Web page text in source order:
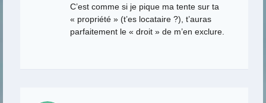
C’est comme si je pique ma tente sur ta
« propriété » (t’es locataire ?), t’auras
parfaitement le « droit » de m’en exclure.